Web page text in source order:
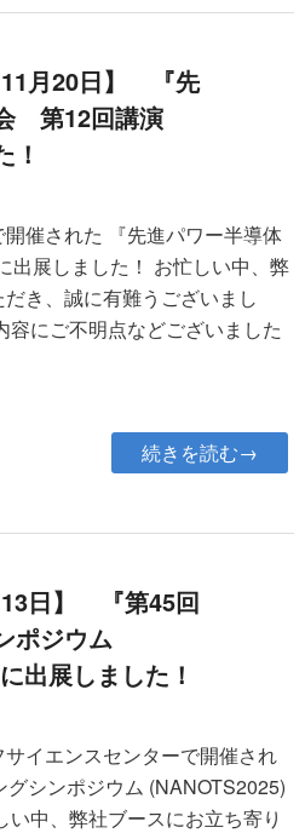
11月20日】 『先
第12回講演
催された 『先進パワー半導体
展しました！ お忙しい中、弊
き、誠に有難うございまし
容にご不明点などございました
続きを読む→
13日】 『第45回
ポジウム
出展しました！
イエンスセンターで開催され
シンポジウム (NANOTS2025)
中、弊社ブースにお立ち寄り